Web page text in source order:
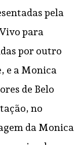
pela
para
por outro
e a Monica
de Belo
no
da Monica